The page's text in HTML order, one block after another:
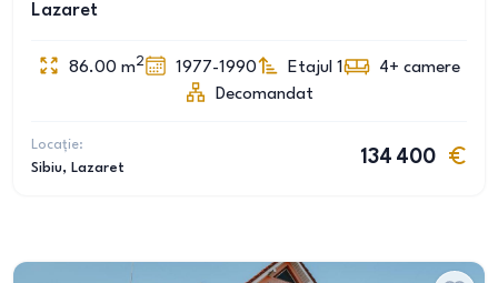
Lazaret
86.00 m2 1977-1990 Etajul 1 4+ camere
Decomandat
Locație:
Sibiu, Lazaret
134 400